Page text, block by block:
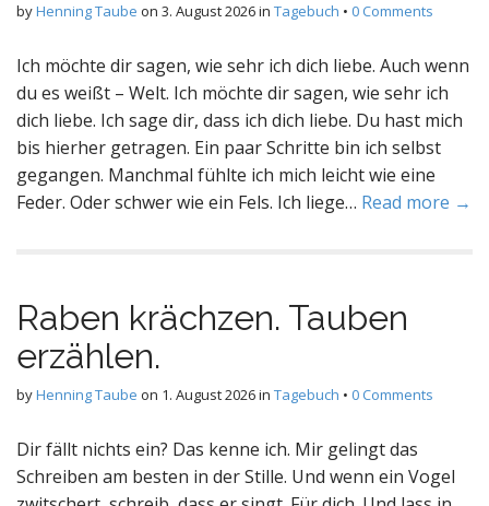
byHenning Taube on 3. August 2026in Tagebuch • 0 Comments
Ich möchte dir sagen, wie sehr ich dich liebe. Auch wenn
du es weißt – Welt. Ich möchte dir sagen, wie sehr ich
dich liebe. Ich sage dir, dass ich dich liebe. Du hast mich
bis hierher getragen. Ein paar Schritte bin ich selbst
gegangen. Manchmal fühlte ich mich leicht wie eine
Feder. Oder schwer wie ein Fels. Ich liege… Read more →
Raben krächzen. Tauben
erzählen.
byHenning Taube on 1. August 2026in Tagebuch • 0 Comments
Dir fällt nichts ein? Das kenne ich. Mir gelingt das
Schreiben am besten in der Stille. Und wenn ein Vogel